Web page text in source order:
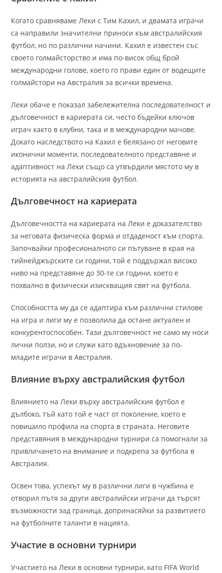
Когато сравняваме Леки с Тим Кахил, и двамата играчи
са направили значителни приноси към австралийския
футбол, но по различни начини. Кахил е известен със
своето голмайсторство и има по-висок общ брой
международни голове, което го прави един от водещите
голмайстори на Австралия за всички времена.
Леки обаче е показал забележителна последователност и
дълговечност в кариерата си, често бъдейки ключов
играч както в клубни, така и в международни мачове.
Докато наследството на Кахил е белязано от неговите
иконични моменти, последователното представяне и
адаптивност на Леки също са утвърдили мястото му в
историята на австралийския футбол.
Дълговечност на кариерата
Дълговечността на кариерата на Леки е доказателство
за неговата физическа форма и отдаденост към спорта.
Започвайки професионалното си пътуване в края на
тийнейджърските си години, той е поддържал високо
ниво на представяне до 30-те си години, което е
похвално в физически изискващия свят на футбола.
Способността му да се адаптира към различни стилове
на игра и лиги му е позволила да остане актуален и
конкурентоспособен. Тази дълговечност не само му носи
лични ползи, но и служи като вдъхновение за по-
младите играчи в Австралия.
Влияние върху австралийския футбол
Влиянието на Леки върху австралийския футбол е
дълбоко, тъй като той е част от поколение, което е
повишило профила на спорта в страната. Неговите
представяния в международни турнири са помогнали за
привличането на внимание и подкрепа за футбола в
Австралия.
Освен това, успехът му в различни лиги в чужбина е
отворил пътя за други австралийски играчи да търсят
възможности зад граница, допринасяйки за развитието
на футболните таланти в нацията.
Участие в основни турнири
Участието на Леки в основни турнири, като FIFA World